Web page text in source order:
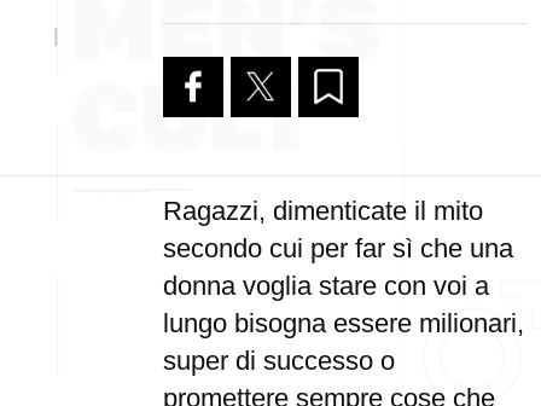
Ragazzi, dimenticate il mito
secondo cui per far sì che una
donna voglia stare con voi a
lungo bisogna essere milionari,
super di successo o
promettere sempre cose che